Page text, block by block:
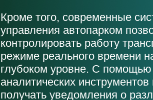
Кроме того, современные
управления автопарком
контролировать работу
режиме реального времени
глубоком уровне. С помощью
аналитических
получать уведомления о